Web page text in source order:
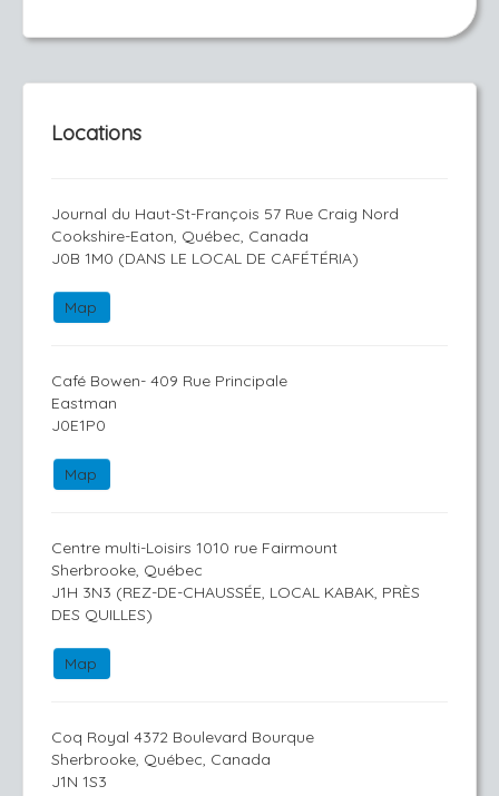
Locations
Journal du Haut-St-François 57 Rue Craig Nord
Cookshire-Eaton, Québec, Canada
J0B 1M0 (DANS LE LOCAL DE CAFÉTÉRIA)
Map
Café Bowen- 409 Rue Principale
Eastman
J0E1P0
Map
Centre multi-Loisirs 1010 rue Fairmount
Sherbrooke, Québec
J1H 3N3 (REZ-DE-CHAUSSÉE, LOCAL KABAK, PRÈS
DES QUILLES)
Map
Coq Royal 4372 Boulevard Bourque
Sherbrooke, Québec, Canada
J1N 1S3